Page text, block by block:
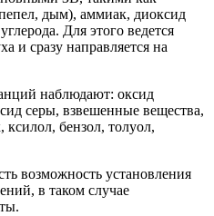
дым), аммиак, диоксид
Для этого ведется
и сразу направляется на
наблюдают: оксид
серы, взвешенные вещества,
бензол, толуол,
возможность установления
в таком случае